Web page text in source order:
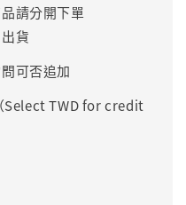
請分開下單
貨
可否追加
TWD for credit